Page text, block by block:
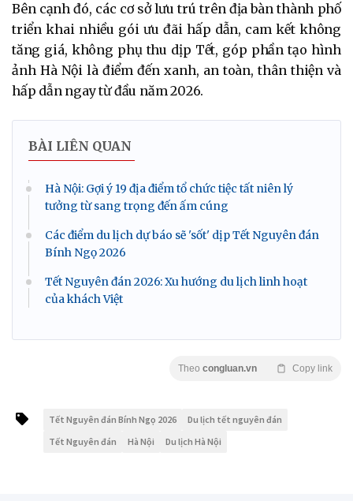
Bên cạnh đó, các cơ sở lưu trú trên địa bàn thành phố
triển khai nhiều gói ưu đãi hấp dẫn, cam kết không
tăng giá, không phụ thu dịp Tết, góp phần tạo hình
ảnh Hà Nội là điểm đến xanh, an toàn, thân thiện và
hấp dẫn ngay từ đầu năm 2026.
BÀI LIÊN QUAN
Hà Nội: Gợi ý 19 địa điểm tổ chức tiệc tất niên lý
tưởng từ sang trọng đến ấm cúng
Các điểm du lịch dự báo sẽ 'sốt' dịp Tết Nguyên đán
Bính Ngọ 2026
Tết Nguyên đán 2026: Xu hướng du lịch linh hoạt
của khách Việt
Theo congluan.vn Copy link
Tết Nguyên đán Bính Ngọ 2026
Du lịch tết nguyên đán
Tết Nguyên đán
Hà Nội Du lịch Hà Nội